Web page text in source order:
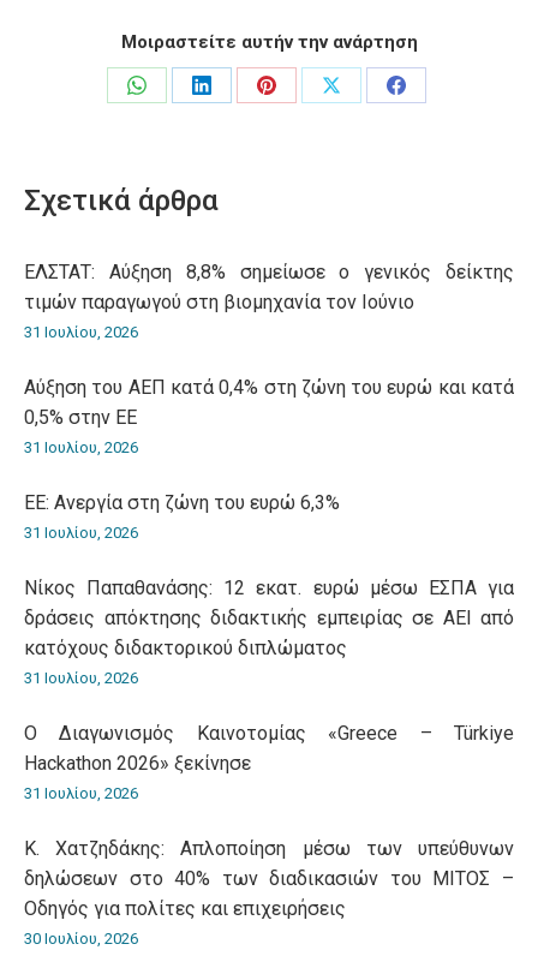
Μοιραστείτε αυτήν την ανάρτηση
Share
Share
Share
Share
Share
Σχετικά άρθρα
ΕΛΣΤΑΤ: Αύξηση 8,8% σημείωσε ο γενικός δείκτης
τιμών παραγωγού στη βιομηχανία τον Ιούνιο
31 Ιουλίου, 2026
Αύξηση του ΑΕΠ κατά 0,4% στη ζώνη του ευρώ και κατά
0,5% στην ΕΕ
31 Ιουλίου, 2026
ΕΕ: Ανεργία στη ζώνη του ευρώ 6,3%
31 Ιουλίου, 2026
Νίκος Παπαθανάσης: 12 εκατ. ευρώ μέσω ΕΣΠΑ για
δράσεις απόκτησης διδακτικής εμπειρίας σε ΑΕΙ από
κατόχους διδακτορικού διπλώματος
31 Ιουλίου, 2026
O Διαγωνισμός Καινοτομίας «Greece – Türkiye
Hackathon 2026» ξεκίνησε
31 Ιουλίου, 2026
Κ. Χατζηδάκης: Aπλοποίηση μέσω των υπεύθυνων
δηλώσεων στο 40% των διαδικασιών του ΜΙΤΟΣ –
Οδηγός για πολίτες και επιχειρήσεις
30 Ιουλίου, 2026